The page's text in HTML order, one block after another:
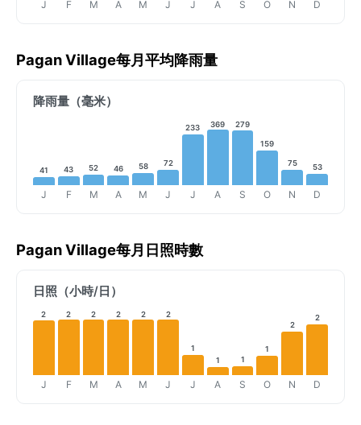
J F M A M J J A S O N D
Pagan Village每月平均降雨量
降雨量（毫米）
41
J
43
F
52
M
46
A
58
M
72
J
233
J
369
A
279
S
159
O
75
N
53
D
Pagan Village每月日照時數
日照（小時/日）
2
J
2
F
2
M
2
A
2
M
2
J
1
J
1
A
1
S
1
O
2
N
2
D